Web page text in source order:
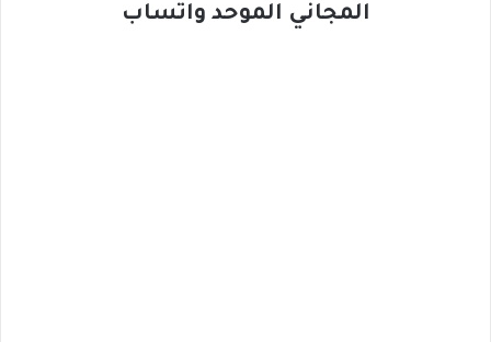
المجاني الموحد واتساب